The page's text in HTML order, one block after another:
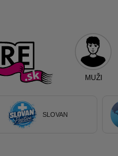
MUŽI
SLOVAN